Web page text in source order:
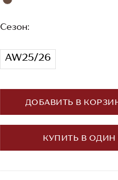
Сезон:
AW25/26
ДОБАВИТЬ В
КУПИТЬ В ОДИН